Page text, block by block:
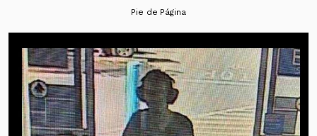
Pie de Página